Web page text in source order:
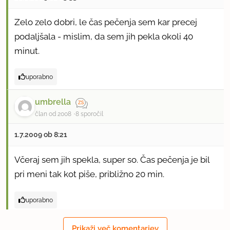
Zelo zelo dobri, le čas pečenja sem kar precej
podaljšala - mislim, da sem jih pekla okoli 40
minut.
uporabno
umbrella
član od 2008 8 sporočil
1.7.2009 ob 8:21
Včeraj sem jih spekla, super so. Čas pečenja je bil
pri meni tak kot piše, približno 20 min.
uporabno